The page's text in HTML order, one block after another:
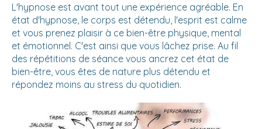
L'hypnose est avant tout une expérience agréable. En
état d'hypnose, le corps est détendu, l'esprit est calme
et vous prenez plaisir à ce bien-être physique, mental
et émotionnel. C'est ainsi que vous lâchez prise. Au fil
des répétitions de séance vous ancrez cet état de
bien-être, vous êtes de nature plus détendu et
répondez moins au stress du quotidien.